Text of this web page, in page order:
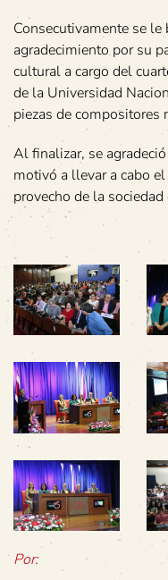
Consecutivamente se
agradecimiento por su
cultural a cargo del
de la Universidad
piezas de compositores
Al finalizar, se
motivó a llevar a cabo
provecho de la
Por: